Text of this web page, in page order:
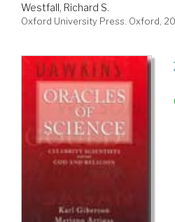
Westfall, Richard S.
Oxford University Press. Oxford,